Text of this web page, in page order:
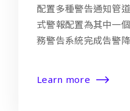
配置多種警告通知管
式警報配置為其中一
務警告系統完成告警
Learn more